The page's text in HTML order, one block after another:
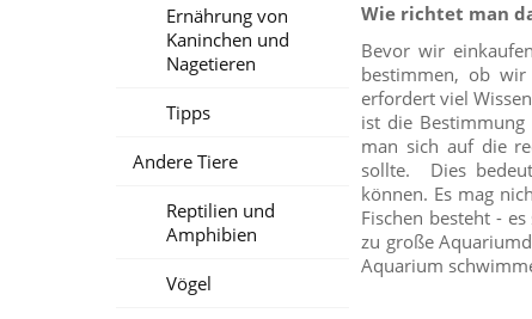
Ernährung von
Kaninchen und
Nagetieren
Tipps
Andere Tiere
Reptilien und
Amphibien
Vögel
Wie richtet man
Bevor wir
bestimmen, ob wir
erfordert viel
ist die
man sich auf die
sollte. Dies
können. Es mag
Fischen besteht -
zu große
Aquarium